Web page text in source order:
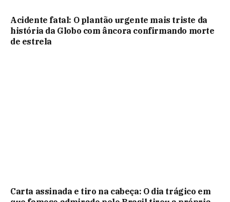
Acidente fatal: O plantão urgente mais triste da
história da Globo com âncora confirmando morte
de estrela
Carta assinada e tiro na cabeça: O dia trágico em